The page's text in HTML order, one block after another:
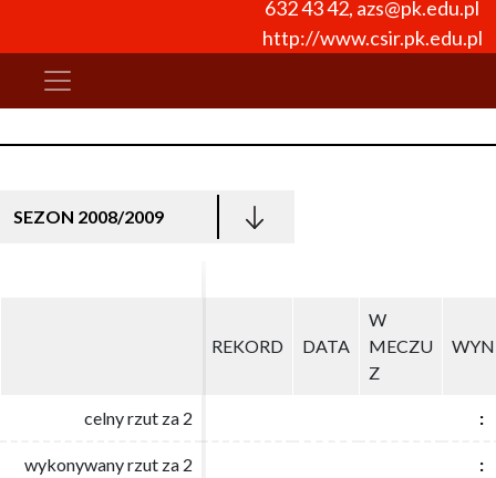
632 43 42, azs@pk.edu.pl
http://www.csir.pk.edu.pl
SEZON 2008/2009
REKORD DATA
W
MECZU
Z
celny rzut za 2 :
wykonywany rzut za 2 :
REKORD DATA
W
MECZU
Z
celny rzut za 2 :
wykonywany rzut za 2 :